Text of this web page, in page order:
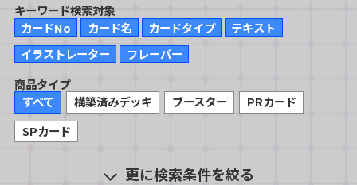
キーワード検索対象
カードNo
カード名 カードタイプ
テキスト
イラストレーター
フレーバー
商品タイプ
すべて
構築済みデッキ ブースター
PRカード
SPカード
更に検索条件を絞る